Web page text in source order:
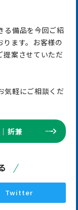
る備品を今回ご紹
ます。お客様の
提案させていただ
気軽にご相談くだ
折兼
Twitter